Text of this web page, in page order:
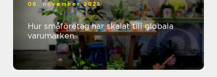
06. november 2025
Hur småföretag har skalat till globala
varumärken